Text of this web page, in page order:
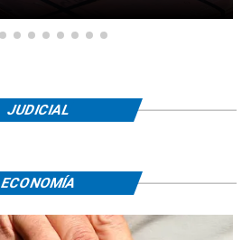
JUDICIAL
ECONOMÍA